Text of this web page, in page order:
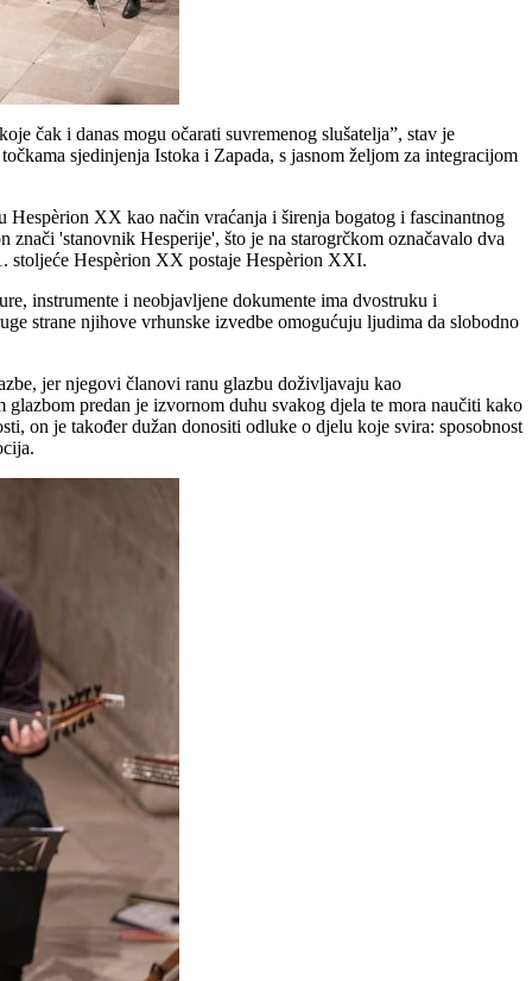
čak i danas mogu očarati suvremenog slušatelja”, stav je
sjedinjenja Istoka i Zapada, s jasnom željom za integracijom
XX kao način vraćanja i širenja bogatog i fascinantnog
'stanovnik Hesperije', što je na starogrčkom označavalo dva
stoljeće Hespèrion XX postaje Hespèrion XXI.
instrumente i neobjavljene dokumente ima dvostruku i
strane njihove vrhunske izvedbe omogućuju ljudima da slobodno
jer njegovi članovi ranu glazbu doživljavaju kao
predan je izvornom duhu svakog djela te mora naučiti kako
on je također dužan donositi odluke o djelu koje svira: sposobnost